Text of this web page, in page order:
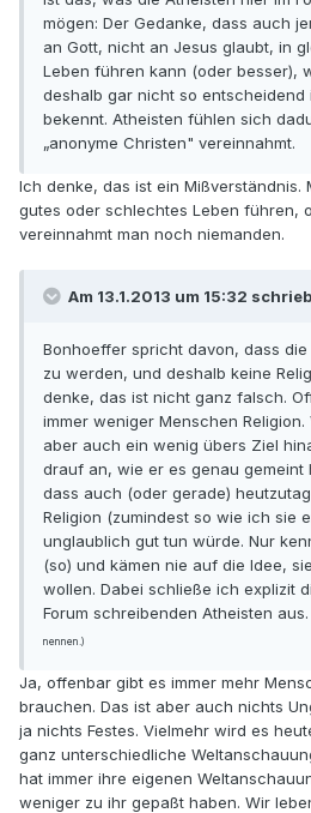
mögen: Der Gedanke, dass auch
an Gott, nicht an Jesus glaubt, in
Leben führen kann (oder besser),
deshalb gar nicht so entscheidend
bekennt. Atheisten fühlen sich
„anonyme Christen" vereinnahmt.
Ich denke, das ist ein Mißverständnis.
gutes oder schlechtes Leben führen,
vereinnahmt man noch niemanden.
Am 13.1.2013 um 15:32
Bonhoeffer spricht davon, dass
zu werden, und deshalb keine
denke, das ist nicht ganz falsch.
immer weniger Menschen
aber auch ein wenig übers Ziel
drauf an, wie er es genau gemeint
dass auch (oder gerade)
Religion (zumindest so wie ich sie
unglaublich gut tun würde. Nur
(so) und kämen nie auf die Idee,
wollen. Dabei schließe ich explizit
Forum schreibenden Atheisten aus.
nennen.)
Ja, offenbar gibt es immer mehr
brauchen. Das ist aber auch nichts
ja nichts Festes. Vielmehr wird es
ganz unterschiedliche
hat immer ihre eigenen
weniger zu ihr gepaßt haben. Wir